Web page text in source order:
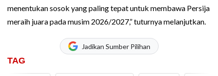
menentukan sosok yang paling tepat untuk membawa Persija
meraih juara pada musim 2026/2027,” tuturnya melanjutkan.
Jadikan Sumber Pilihan
TAG